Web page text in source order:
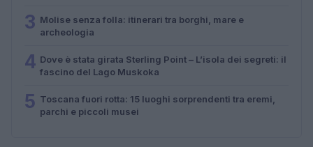
3 Molise senza folla: itinerari tra borghi, mare e
archeologia
4 Dove è stata girata Sterling Point – L’isola dei segreti: il
fascino del Lago Muskoka
5 Toscana fuori rotta: 15 luoghi sorprendenti tra eremi,
parchi e piccoli musei